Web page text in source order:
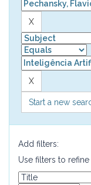
Start a new
Add filters:
Use filters to refine